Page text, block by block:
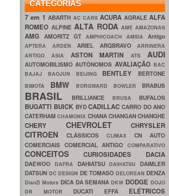
CATEGORIAS
7 em 1ABARTH AC CARS ACURA AGRALE ALFA
ROMEOALPINEALTA RODA AME AMAZONAS
AMG AMORITZ GT AMPHICOACH AMSIA Antigo
APTERA ARDEN ARIEL ARQBRAVO ARRINERA
ARTIGO ASIA ASTON MARTINATS AUDI
AUTOMOBILISMOAUTÔNOMOS AVALIAÇÃO BAC
BAJAJ BAOJUN BEIJING BENTLEY BERTONE
BIMOTA BMW BORGWARD BOWLER BRABUS
BRASIL BRILLIANCE BRUSA BUFALOS
BUGATTI BUICK BYDCADILLACCARRO DO ANO
CATERHAMCHAMONIX CHANACHANGANCHANGHE
CHERY CHEVROLET CHRYSLER
CITROEN CLÁSSICOS CLIMAX CN AUTO
COMERCIAIS COMERCIAL ANTIGOCOMPARATIVO
CONCEITOS CURIOSIDADES DACIA
DAEWOO DAFRA DAHIATSU DAIHATSU DAIMLER
DATSUN DC DESIGN DE TOMASO DELOREAN DENZA
DianZi Motors DICA DA SEMANA DKW DODGE DOJO
DR MOTOR DUCATI EFFA ELÉTRICOS